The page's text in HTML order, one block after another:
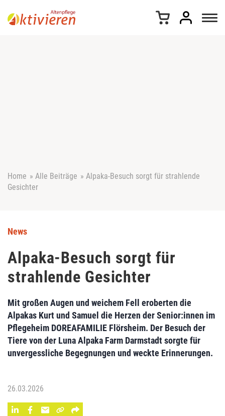
Home » Alle Beiträge » Alpaka-Besuch sorgt für strahlende
Gesichter
News
Alpaka-Besuch sorgt für
strahlende Gesichter
Mit großen Augen und weichem Fell eroberten die
Alpakas Kurt und Samuel die Herzen der Senior:innen im
Pflegeheim DOREAFAMILIE Flörsheim. Der Besuch der
Tiere von der Luna Alpaka Farm Darmstadt sorgte für
unvergessliche Begegnungen und weckte Erinnerungen.
26.03.2026